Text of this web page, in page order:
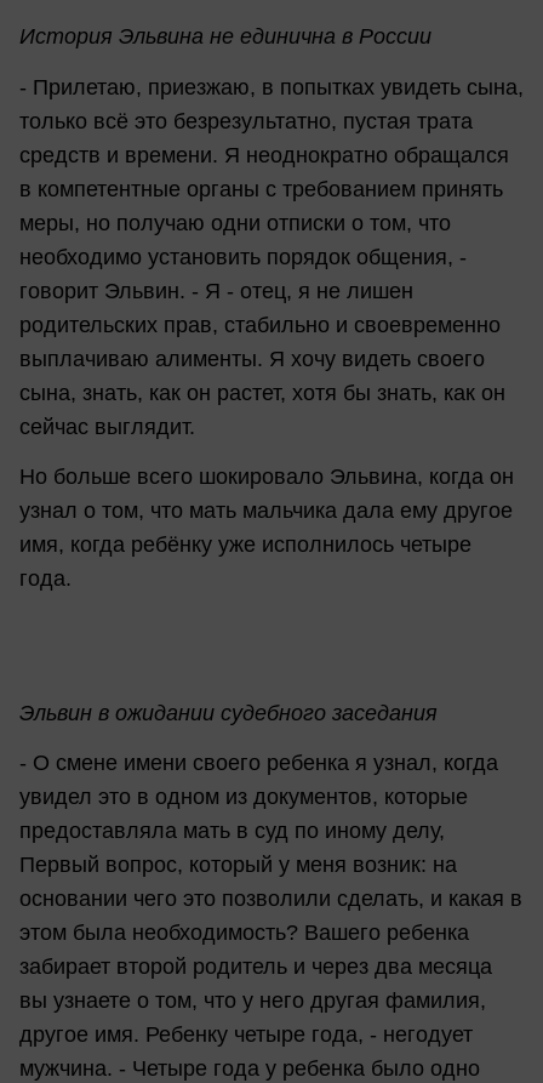
История Эльвина не единична в России
- Прилетаю, приезжаю, в попытках увидеть сына,
только всё это безрезультатно, пустая трата
средств и времени. Я неоднократно обращался
в компетентные органы с требованием принять
меры, но получаю одни отписки о том, что
необходимо установить порядок общения, -
говорит Эльвин. - Я - отец, я не лишен
родительских прав, стабильно и своевременно
выплачиваю алименты. Я хочу видеть своего
сына, знать, как он растет, хотя бы знать, как он
сейчас выглядит.
Но больше всего шокировало Эльвина, когда он
узнал о том, что мать мальчика дала ему другое
имя, когда ребёнку уже исполнилось четыре
года.
Эльвин в ожидании судебного заседания
- О смене имени своего ребенка я узнал, когда
увидел это в одном из документов, которые
предоставляла мать в суд по иному делу,
Первый вопрос, который у меня возник: на
основании чего это позволили сделать, и какая в
этом была необходимость? Вашего ребенка
забирает второй родитель и через два месяца
вы узнаете о том, что у него другая фамилия,
другое имя. Ребенку четыре года, - негодует
мужчина. - Четыре года у ребенка было одно